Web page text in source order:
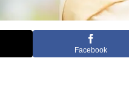
Facebook